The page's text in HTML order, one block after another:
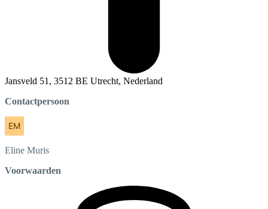
Jansveld 51, 3512 BE Utrecht, Nederland
Contactpersoon
Eline Muris
Voorwaarden